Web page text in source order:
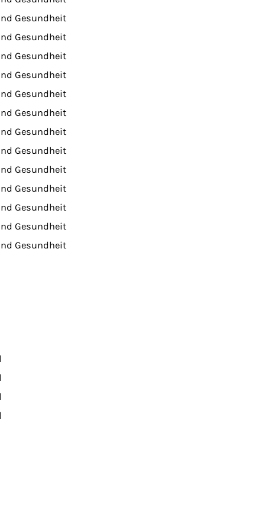
Gesundheit
Gesundheit
Gesundheit
Gesundheit
Gesundheit
Gesundheit
Gesundheit
Gesundheit
Gesundheit
Gesundheit
Gesundheit
Gesundheit
Gesundheit